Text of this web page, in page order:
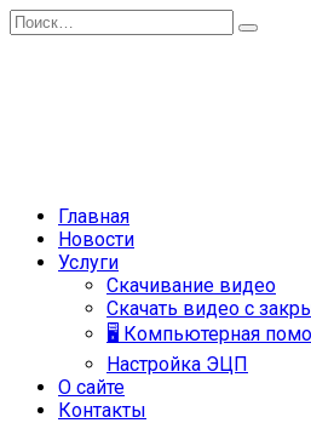
Перейти
к
Search
for:
Главная
Новости
Услуги
Скачивание видео
Скачать видео с
🖥 Компьютерная
Настройка ЭЦП
О сайте
Контакты